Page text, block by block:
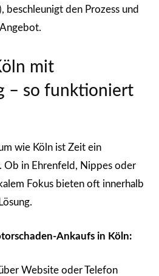
beschleunigt den Prozess und
mit
– so funktioniert
wie Köln ist Zeit ein
Ob in Ehrenfeld, Nippes oder
Fokus bieten oft innerhalb
Ankaufs in Köln:
Website oder Telefon